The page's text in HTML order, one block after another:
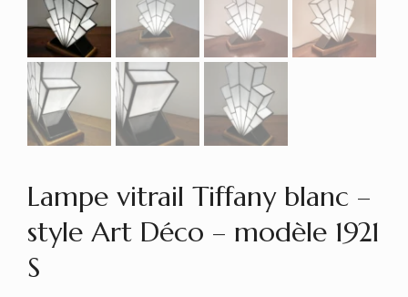
Lampe vitrail Tiffany blanc –
style Art Déco – modèle 1921
S